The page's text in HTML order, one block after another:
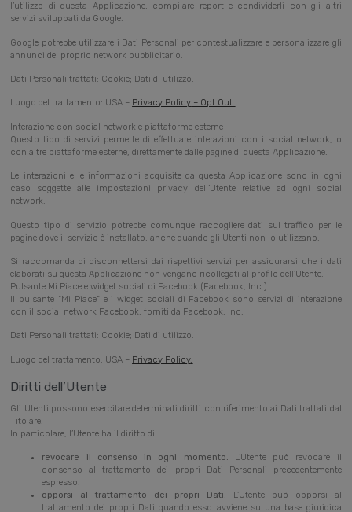
l’utilizzo di questa Applicazione, compilare report e condividerli con gli altri
servizi sviluppati da Google.
Google potrebbe utilizzare i Dati Personali per contestualizzare e personalizzare gli
annunci del proprio network pubblicitario.
Dati Personali trattati: Cookie; Dati di utilizzo.
Luogo del trattamento: USA – Privacy Policy – Opt Out.
Interazione con social network e piattaforme esterne
Questo tipo di servizi permette di effettuare interazioni con i social network, o
con altre piattaforme esterne, direttamente dalle pagine di questa Applicazione.
Le interazioni e le informazioni acquisite da questa Applicazione sono in ogni
caso soggette alle impostazioni privacy dell’Utente relative ad ogni social
network.
Questo tipo di servizio potrebbe comunque raccogliere dati sul traffico per le
pagine dove il servizio è installato, anche quando gli Utenti non lo utilizzano.
Si raccomanda di disconnettersi dai rispettivi servizi per assicurarsi che i dati
elaborati su questa Applicazione non vengano ricollegati al profilo dell’Utente.
Pulsante Mi Piace e widget sociali di Facebook (Facebook, Inc.)
Il pulsante “Mi Piace” e i widget sociali di Facebook sono servizi di interazione
con il social network Facebook, forniti da Facebook, Inc.
Dati Personali trattati: Cookie; Dati di utilizzo.
Luogo del trattamento: USA – Privacy Policy.
Diritti dell’Utente
Gli Utenti possono esercitare determinati diritti con riferimento ai Dati trattati dal
Titolare.
In particolare, l’Utente ha il diritto di:
revocare il consenso in ogni momento. L’Utente può revocare il
consenso al trattamento dei propri Dati Personali precedentemente
espresso.
opporsi al trattamento dei propri Dati. L’Utente può opporsi al
trattamento dei propri Dati quando esso avviene su una base giuridica